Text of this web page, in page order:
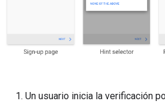
Un usuario inicia la verificación